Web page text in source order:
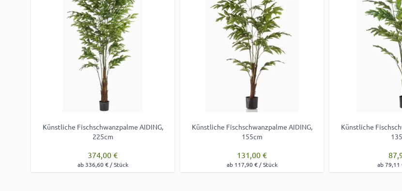
Künstliche Fischschwanzpalme AIDING,
225cm
374,00 €
ab 336,60 € / Stück
Künstliche Fischschwanzpalme AIDING,
155cm
131,00 €
ab 117,90 € / Stück
Künstliche
ab 79,11